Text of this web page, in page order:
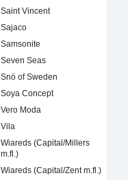
Saint Vincent
Sajaco
Samsonite
Seven Seas
Snö of Sweden
Soya Concept
Vero Moda
Vila
Wiareds (Capital/Millers
m.fl.)
Wiareds (Capital/Zent m.fl.)